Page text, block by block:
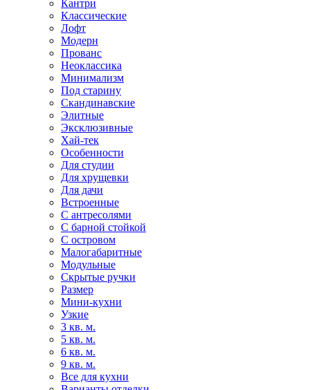
Кантри
Классические
Лофт
Модерн
Прованс
Неоклассика
Минимализм
Под старину
Скандинавские
Элитные
Эксклюзивные
Хай-тек
Особенности
Для студии
Для хрущевки
Для дачи
Встроенные
С антресолями
С барной стойкой
С островом
Малогабаритные
Модульные
Скрытые ручки
Размер
Мини-кухни
Узкие
3 кв. м.
5 кв. м.
6 кв. м.
9 кв. м.
Все для кухни